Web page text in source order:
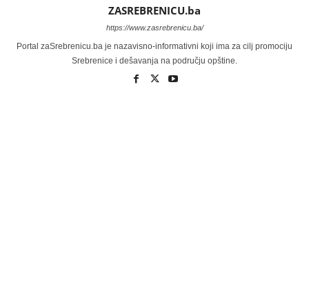
ZASREBRENICU.ba
https://www.zasrebrenicu.ba/
Portal zaSrebrenicu.ba je nazavisno-informativni koji ima za cilj promociju
Srebrenice i dešavanja na području opštine.